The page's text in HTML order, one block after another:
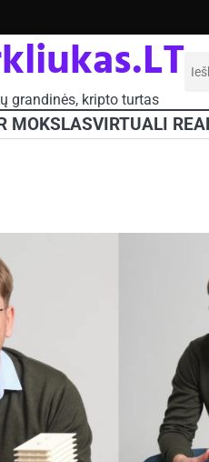
grandinės, kripto turtas
MOKSLASVIRTUALI